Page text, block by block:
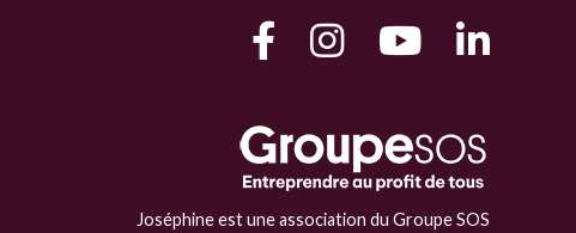
Joséphine est une association du Groupe SOS